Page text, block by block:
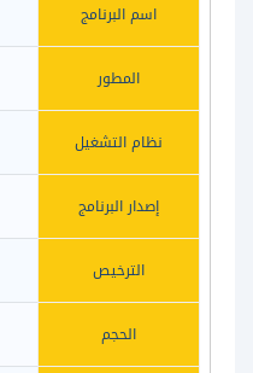
اسم البرنامج
المطور
نظام التشغيل
إصدار البرنامج
الترخيص
الحجم